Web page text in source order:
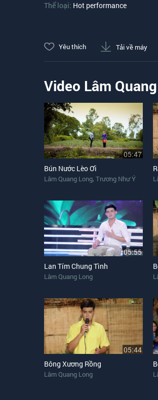
Thể loại: Hot performance
Yêu thích Tải về máy
Video Lâm
05:47
Bún Nước Lèo Ơi
Lâm Quang Long, Trương Như Ý
05:55
Lan Tím Chung Tình
Lâm Quang Long
05:44
Bông Xương Rồng
Lâm Quang Long